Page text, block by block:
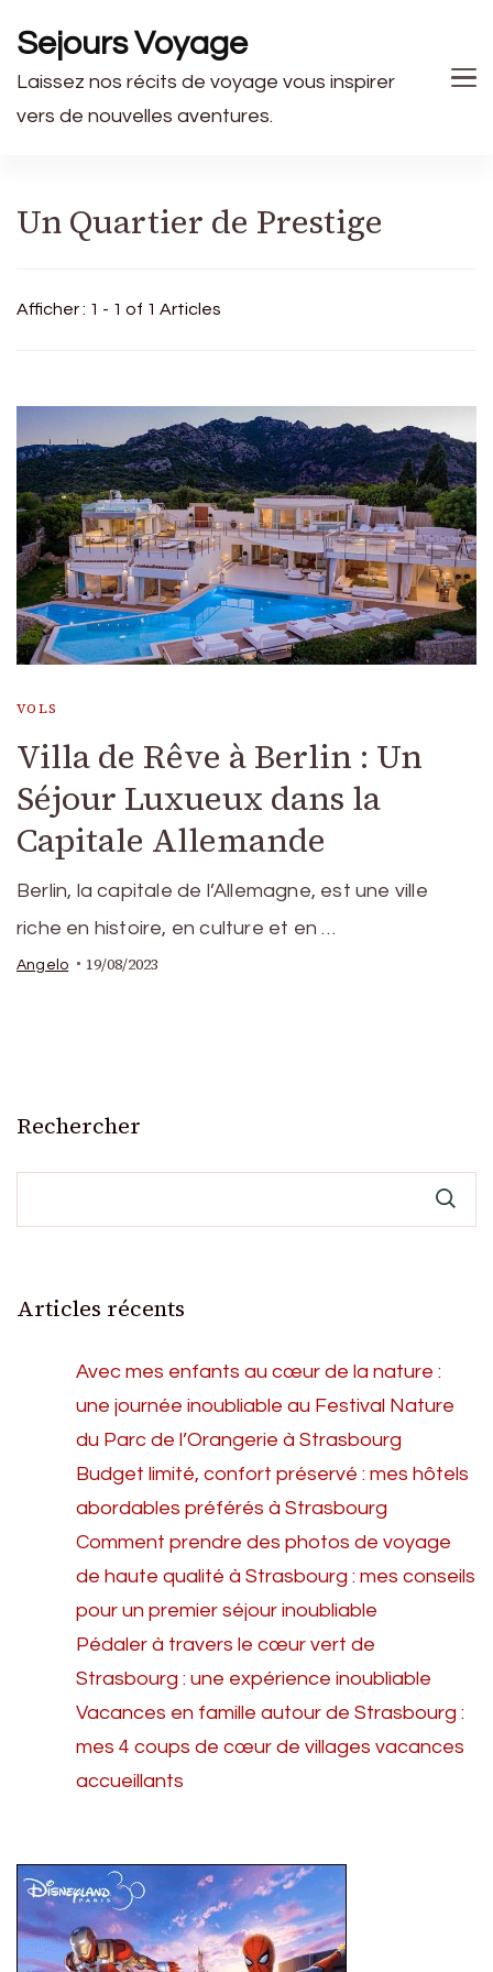
Sejours Voyage
Laissez nos récits de voyage vous inspirer
vers de nouvelles aventures.
Un Quartier de Prestige
Afficher : 1 - 1 of 1 Articles
VOLS
Villa de Rêve à Berlin : Un
Séjour Luxueux dans la
Capitale Allemande
Berlin, la capitale de l’Allemagne, est une ville
riche en histoire, en culture et en …
Angelo 19/08/2023
Rechercher
Articles récents
Avec mes enfants au cœur de la nature :
une journée inoubliable au Festival Nature
du Parc de l’Orangerie à Strasbourg
Budget limité, confort préservé : mes hôtels
abordables préférés à Strasbourg
Comment prendre des photos de voyage
de haute qualité à Strasbourg : mes conseils
pour un premier séjour inoubliable
Pédaler à travers le cœur vert de
Strasbourg : une expérience inoubliable
Vacances en famille autour de Strasbourg :
mes 4 coups de cœur de villages vacances
accueillants